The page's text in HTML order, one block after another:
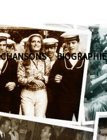
CHANSONS BIOGRAPHIE